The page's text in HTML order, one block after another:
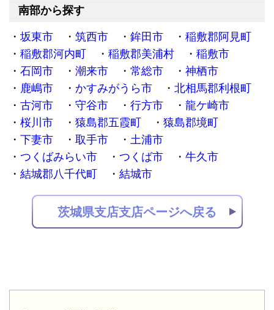
南部から探す
坂東市 筑西市 鉾田市
稲敷郡阿見町
稲敷郡河内町
稲敷郡美浦村
稲敷市
石岡市
潮来市 常総市
神栖市
鹿嶋市
かすみがうら市
北相馬郡利根町
古河市
守谷市 行方市
龍ケ崎市
桜川市
猿島郡五霞町
猿島郡境町
下妻市
取手市
土浦市
つくばみらい市
つくば市
牛久市
結城郡八千代町
結城市
茨城県支店支店ページへ戻る